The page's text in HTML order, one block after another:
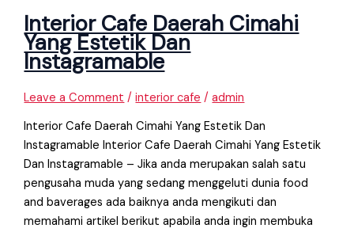
Interior Cafe Daerah Cimahi
Yang Estetik Dan
Instagramable
Leave a Comment /interior cafe /admin
Interior Cafe Daerah Cimahi Yang Estetik Dan
Instagramable Interior Cafe Daerah Cimahi Yang Estetik
Dan Instagramable – Jika anda merupakan salah satu
pengusaha muda yang sedang menggeluti dunia food
and baverages ada baiknya anda mengikuti dan
memahami artikel berikut apabila anda ingin membuka